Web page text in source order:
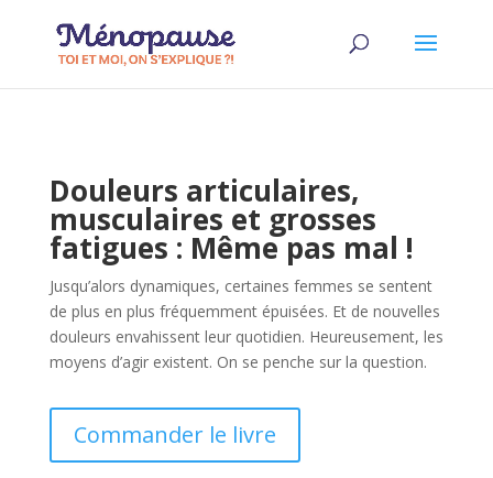
Douleurs articulaires,
musculaires et grosses
fatigues : Même pas mal !
Jusqu’alors dynamiques, certaines femmes se sentent
de plus en plus fréquemment épuisées. Et de nouvelles
douleurs envahissent leur quotidien. Heureusement, les
moyens d’agir existent. On se penche sur la question.
Commander le livre